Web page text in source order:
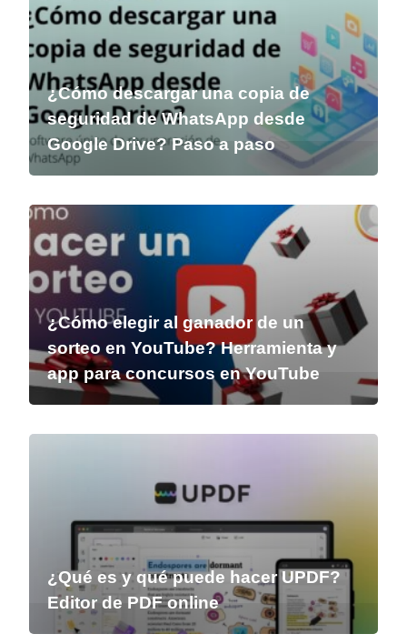
¿Cómo descargar una copia de
seguridad de WhatsApp desde
Google Drive? Paso a paso
¿Cómo elegir al ganador de un
sorteo en YouTube? Herramienta y
app para concursos en YouTube
¿Qué es y qué puede hacer UPDF?
Editor de PDF online